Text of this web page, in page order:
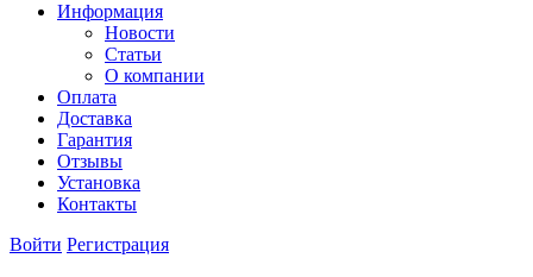
Информация
Новости
Статьи
О компании
Оплата
Доставка
Гарантия
Отзывы
Установка
Контакты
Войти Регистрация